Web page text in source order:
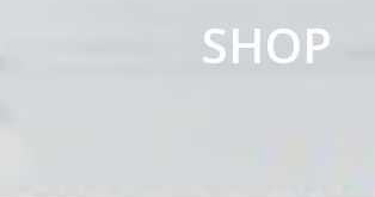
SHOP